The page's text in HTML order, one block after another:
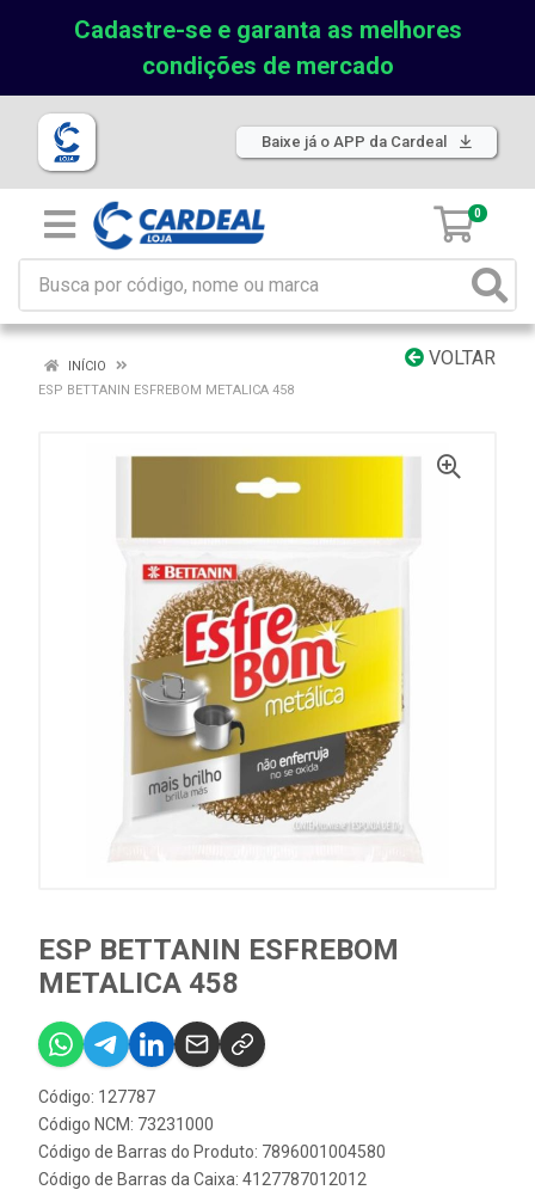
Cadastre-se e garanta as melhores
condições de mercado
Baixe já o APP da Cardeal
0
VOLTAR
INÍCIO
ESP BETTANIN ESFREBOM METALICA 458
ESP BETTANIN ESFREBOM
METALICA 458
Código: 127787
Código NCM: 73231000
Código de Barras do Produto: 7896001004580
Código de Barras da Caixa: 4127787012012